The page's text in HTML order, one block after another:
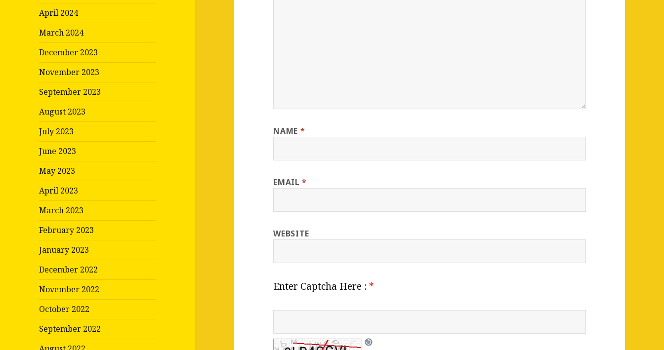
April 2024
March 2024
December 2023
November 2023
September 2023
August 2023
July 2023
June 2023
May 2023
April 2023
March 2023
February 2023
January 2023
December 2022
November 2022
October 2022
September 2022
NAME *
EMAIL*
WEBSITE
Enter Captcha Here : *